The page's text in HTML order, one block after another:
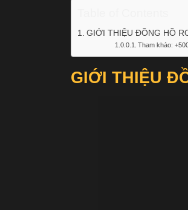
GIỚI THIỆU ĐỒNG HỒ
Tham khảo:
GIỚI THIỆU